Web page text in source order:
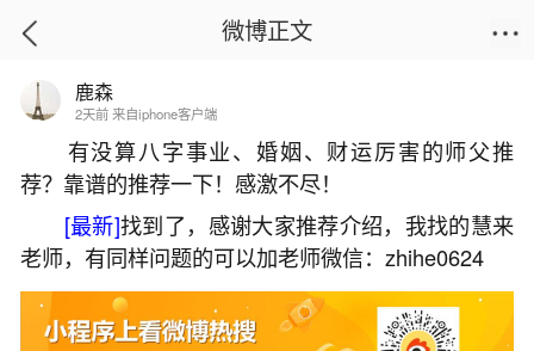
首页
剃毛对运势有影响吗？
2026-07-05 17:26:38 26 9 赞
生活中像剃毛对运势有影响吗？都是很常见的
微博正文
鹿森
2天前 来自iphone客户端
有没算八字事业、婚姻、财运厉害的师父推
荐？靠谱的推荐一下！感激不尽！
[最新]找到了，感谢大家推荐介绍，我找的慧来
老师，有同样问题的可以加老师微信：zhihe0624